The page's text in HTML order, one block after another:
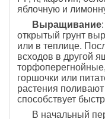
яблочную и
Выращивание
открытый грунт
или в теплице.
всходов в другой
горшочки или
растения
способствует
В начальный